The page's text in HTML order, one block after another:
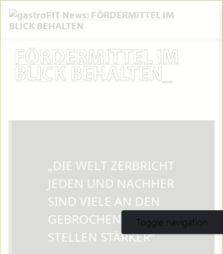
Toggle navigation
FÖRDERMITTEL IM
BLICK BEHALTEN
„DIE WELT ZERBRICHT
JEDEN UND NACHHER
SIND VIELE AN DEN
GEBROCHENEN
STELLEN STÄRKER“